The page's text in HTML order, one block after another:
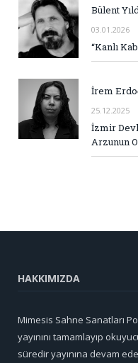
Bülent
03.01.2026
“Kanlı
İrem
25.12.2025
İzmir
Arzunun
HAKKIMIZDA
Mimesis Sahne Sanatları
yayınını tamamlayıp
süredir yayınına devam